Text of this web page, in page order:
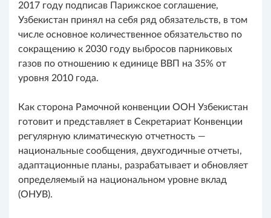
2017 году подписав Парижское соглашение,
Узбекистан принял на себя ряд обязательств, в том
числе основное количественное обязательство по
сокращению к 2030 году выбросов парниковых
газов по отношению к единице ВВП на 35% от
уровня 2010 года.
Как сторона Рамочной конвенции ООН Узбекистан
готовит и представляет в Секретариат Конвенции
регулярную климатическую отчетность —
национальные сообщения, двухгодичные отчеты,
адаптационные планы, разрабатывает и обновляет
определяемый на национальном уровне вклад
(ОНУВ).